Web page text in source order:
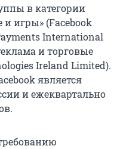
в категории
игры» (Facebook
International
и торговые
Ireland Limited).
является
и ежеквартально